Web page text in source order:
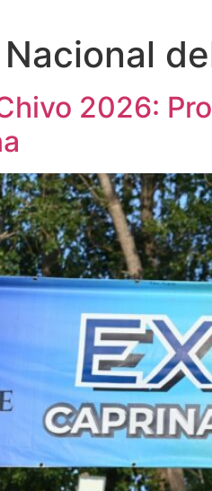
2026: